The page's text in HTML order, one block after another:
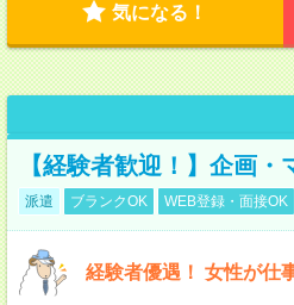
気になる！
【経験者歓迎！】企画
派遣 ブランクOK WEB登録・面接OK
経験者優遇！ 女性が仕